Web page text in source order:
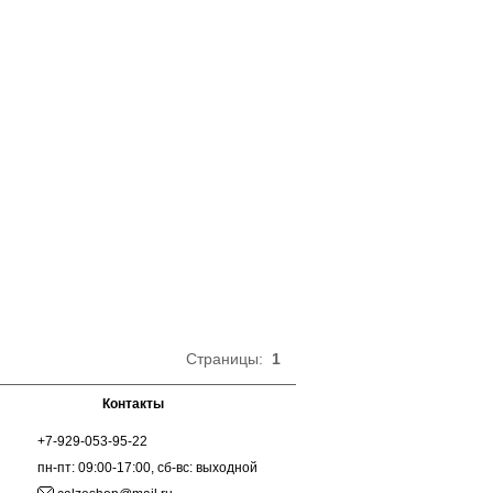
Страницы: 1
Контакты
+7-929-053-95-22
пн-пт: 09:00-17:00, сб-вс: выходной